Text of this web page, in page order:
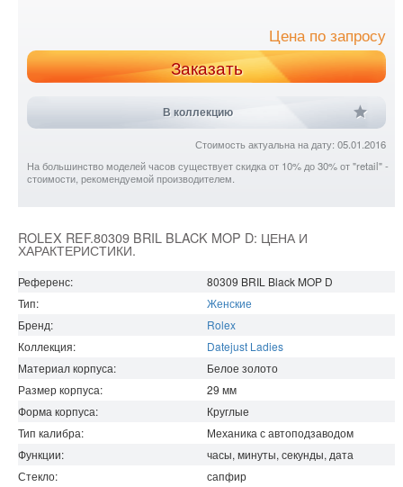
Цена по запросу
Заказать
В коллекцию
Стоимость актуальна на дату: 05.01.2016
На большинство моделей часов существует скидка от 10% до 30% от "retail" -
стоимости, рекомендуемой производителем.
ROLEX REF.80309 BRIL BLACK MOP D: ЦЕНА И
ХАРАКТЕРИСТИКИ.
Референс:
80309 BRIL Black MOP D
Тип:
Женские
Бренд:
Rolex
Коллекция:
Datejust Ladies
Материал корпуса:
Белое золото
Размер корпуса:
29 мм
Форма корпуса:
Круглые
Тип калибра:
Механика с автоподзаводом
Функции:
часы, минуты, секунды, дата
Стекло:
сапфир